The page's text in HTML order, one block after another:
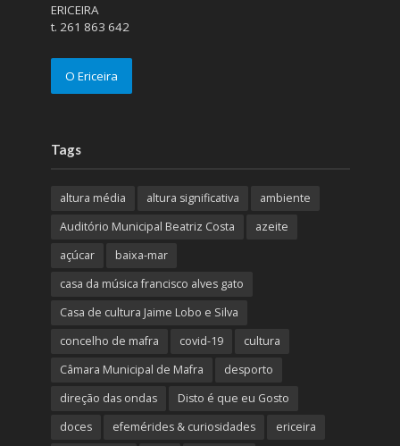
ERICEIRA
t. 261 863 642
O Ericeira
Tags
altura média altura significativa
ambiente
Auditório Municipal Beatriz Costa
azeite
açúcar
baixa-mar
casa da música francisco alves gato
Casa de cultura Jaime Lobo e Silva
concelho de mafra
covid-19
cultura
Câmara Municipal de Mafra
desporto
direção das ondas
Disto é que eu Gosto
doces
efemérides & curiosidades ericeira